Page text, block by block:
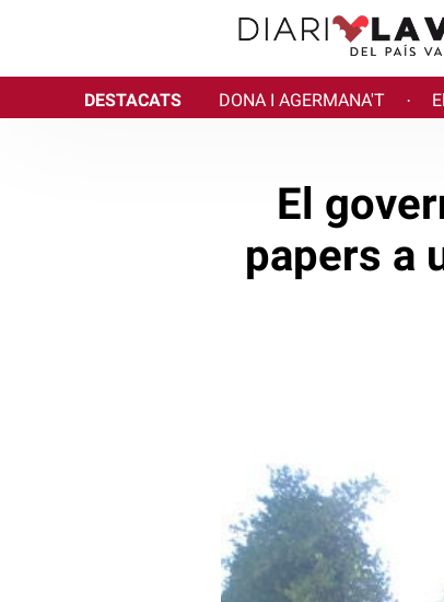
DESTACATS DONA I AGERMANA'T ·
El
papers a